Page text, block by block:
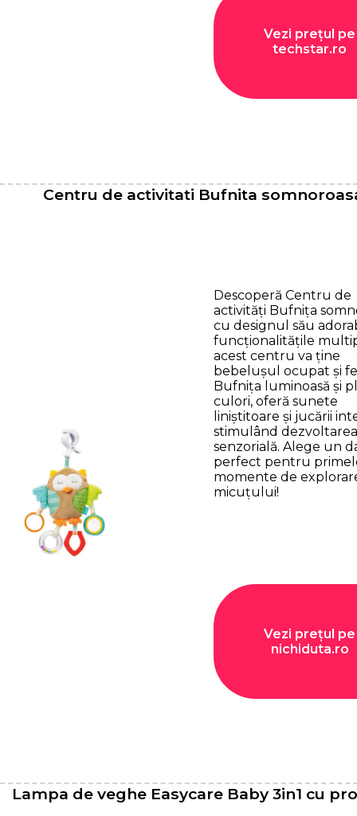
Vezi prețul pe
techstar.ro
Centru de activitati Bufnita
Descoperă Centru de
activități Bufnița
cu designul său
funcționalitățile
acest centru va ține
bebelușul ocupat și
Bufnița luminoasă și
culori, oferă sunete
liniștitoare și jucării
stimulând dezvoltarea
senzorială. Alege un
perfect pentru
momente de
micuțului!
Vezi prețul pe
nichiduta.ro
Lampa de veghe Easycare Baby 3in1 cu